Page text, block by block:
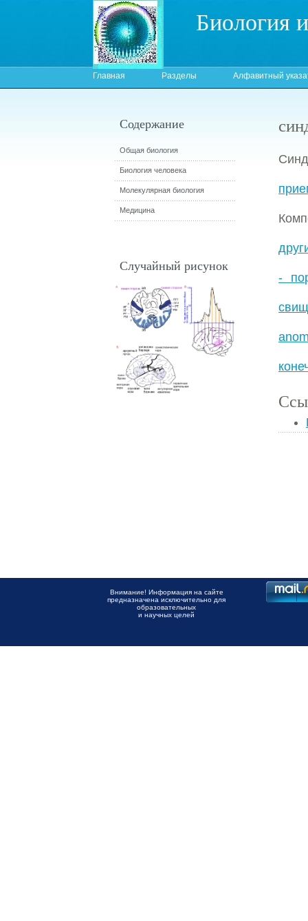
Биология
Главная Разделы Алфавитный
-
Содержание
Общая биология
Биология человека
Молекулярная биология
Медицина
Случайный рисунок
Внимание! Информация на сайте
предназначена исключительно для
образовательных
и научных целей